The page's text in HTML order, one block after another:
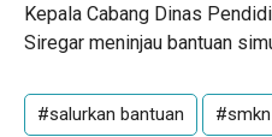
Kepala Cabang Dinas
Siregar meninjau bantuan
#salurkan bantuan